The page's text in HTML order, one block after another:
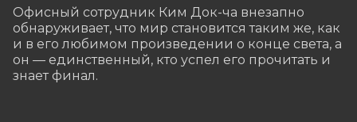
Офисный сотрудник Ким Док-ча внезапно
обнаруживает, что мир становится таким же, как
и в его любимом произведении о конце света, а
он — единственный, кто успел его прочитать и
знает финал.